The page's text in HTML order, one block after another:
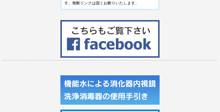
す。無断リンクは固くお断りいたします。